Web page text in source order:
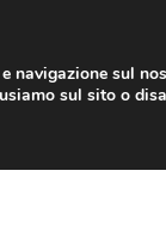
EVENTI BLOG
navigazione sul
sul sito o